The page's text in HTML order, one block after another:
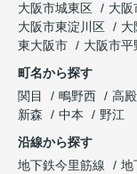
大阪市城東区
大阪
大阪市東淀川区
大
東大阪市
大阪市平
町名から探す
関目
鴫野西 高殿
新森
中本
野江
沿線から探す
地下鉄今里筋線
地